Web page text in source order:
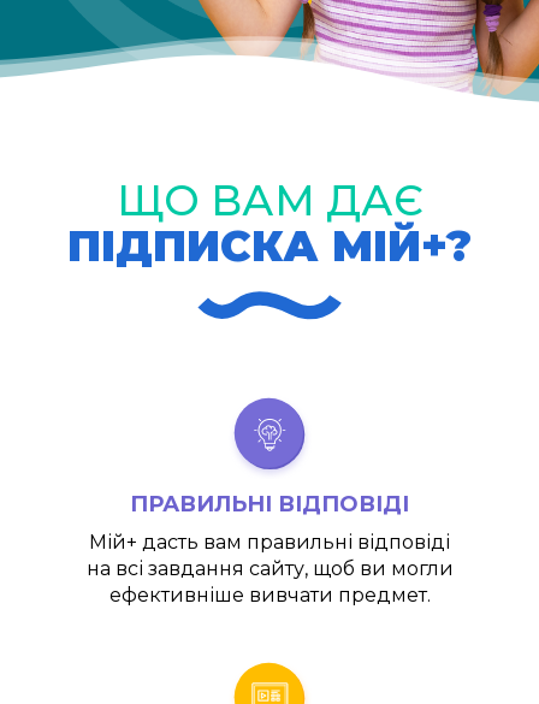
ЩО ВАМ ДАЄ
ПІДПИСКА МІЙ+?
ПРАВИЛЬНІ ВІДПОВІДІ
Мій+ дасть вам правильні відповіді
на всі завдання сайту, щоб ви могли
ефективніше вивчати предмет.